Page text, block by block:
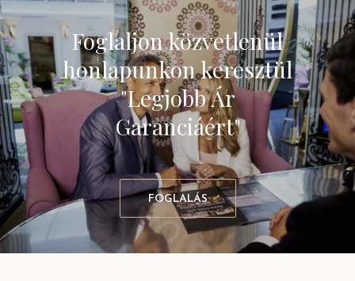
Foglaljon közvetlenül
honlapunkon keresztül
"Legjobb Ár
Garanciáért"
FOGLALÁS